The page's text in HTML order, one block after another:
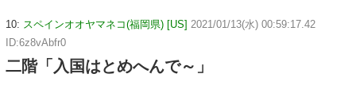
10: スペインオオヤマネコ(福岡県) [US] 2021/01/13(水) 00:59:17.42
ID:6z8vAbfr0
二階「入国はとめへんで～」